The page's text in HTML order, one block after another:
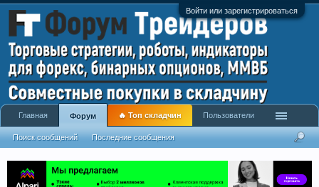
Войти или зарегистрироваться
Главная Форум
Поиск сообщений Последние сообщения
🔥 Топ складчин Пользователи